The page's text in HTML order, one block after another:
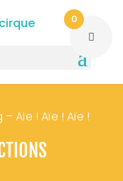
– Aïe ! Aïe ! Aïe !
0